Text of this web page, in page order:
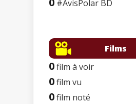
#AvisPolar BD
Films
0film à voir
0film vu
0film noté